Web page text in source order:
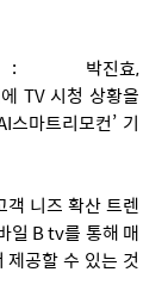
: 박진효,
TV 시청 상황을
스마트리모컨’ 기
니즈 확산 트렌
일 B tv를 통해 매
공할 수 있는 것